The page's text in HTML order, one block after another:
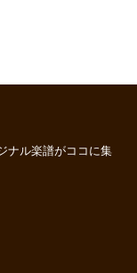
ナル楽譜がココに集